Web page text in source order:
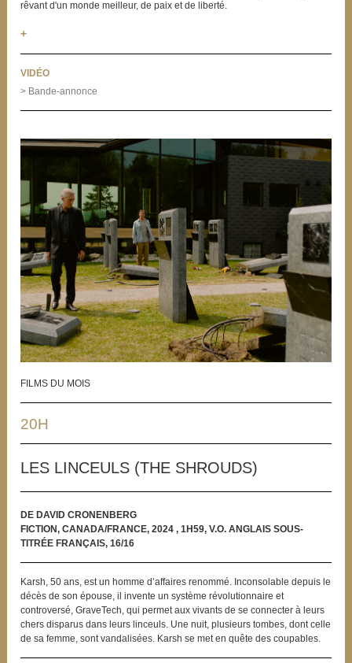
rêvant d'un monde meilleur, de paix et de liberté.
+
VIDÉO
> Bande-annonce
FILMS DU MOIS
20H
LES LINCEULS (THE SHROUDS)
DE DAVID CRONENBERG
FICTION, CANADA/FRANCE, 2024 , 1H59, V.O. ANGLAIS SOUS-
TITRÉE FRANÇAIS, 16/16
Karsh, 50 ans, est un homme d’affaires renommé. Inconsolable depuis le
décès de son épouse, il invente un système révolutionnaire et
controversé, GraveTech, qui permet aux vivants de se connecter à leurs
chers disparus dans leurs linceuls. Une nuit, plusieurs tombes, dont celle
de sa femme, sont vandalisées. Karsh se met en quête des coupables.